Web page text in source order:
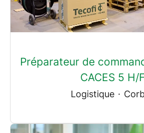
Préparateur de
CACES 5 H/F
Logistique ·